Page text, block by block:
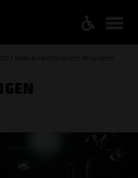
Hybrid veröffentlicht Programm